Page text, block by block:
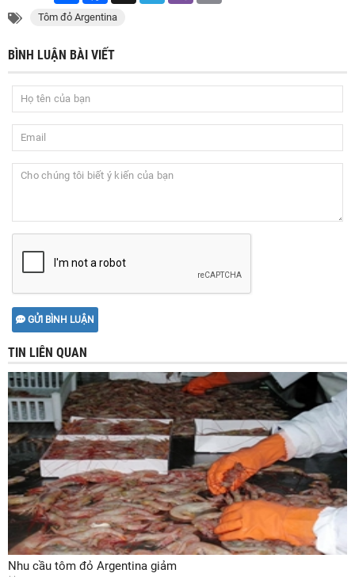
Tôm đỏ Argentina
BÌNH LUẬN BÀI VIẾT
GỬI BÌNH LUẬN
TIN LIÊN QUAN
Nhu cầu tôm đỏ Argentina giảm